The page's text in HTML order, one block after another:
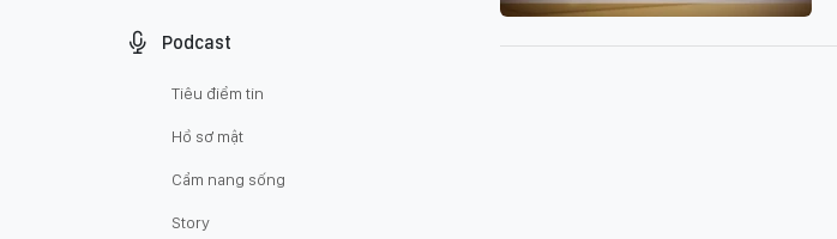
Podcast
Tiêu điểm tin
Hồ sơ mật
Cẩm nang sống
Story